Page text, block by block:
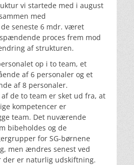
vi startede med i august
med
seneste 6 mdr. været
proces frem mod
af strukturen.
op i to team, et
af 6 personaler og et
af 8 personaler.
de to team er sket ud fra, at
kompetencer er
team. Det nuværende
bibeholdes og de
for SG-børnene
men ændres senest ved
der er naturlig udskiftning.